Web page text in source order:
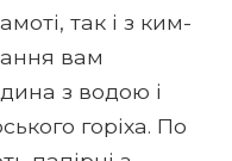
так і з ким-
вам
з водою і
горіха. По